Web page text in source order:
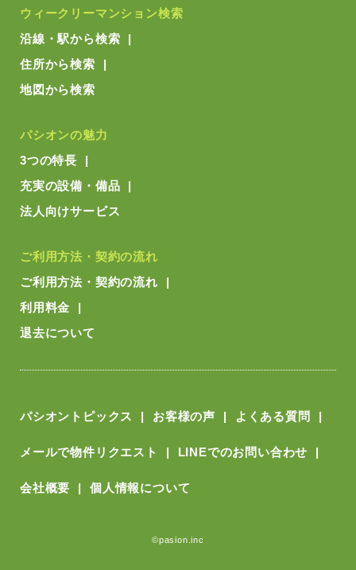
ウィークリーマンション検索
沿線・駅から検索
住所から検索
地図から検索
パシオンの魅力
3つの特長
充実の設備・備品
法人向けサービス
ご利用方法・契約の流れ
ご利用方法・契約の流れ
利用料金
退去について
パシオントピックス お客様の声 よくある質問
メールで物件リクエスト LINEでのお問い合わせ
会社概要 個人情報について
©pasion.inc